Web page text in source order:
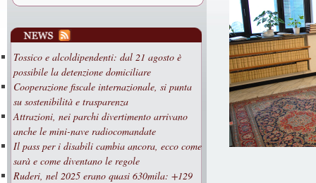
Tossico e alcoldipendenti: dal 21 agosto è
possibile la detenzione domiciliare
Cooperazione fiscale internazionale, si punta
su sostenibilità e trasparenza
Attrazioni, nei parchi divertimento arrivano
anche le mini-nave radiocomandate
Il pass per i disabili cambia ancora, ecco come
sarà e come diventano le regole
Ruderi, nel 2025 erano quasi 630mila: +129